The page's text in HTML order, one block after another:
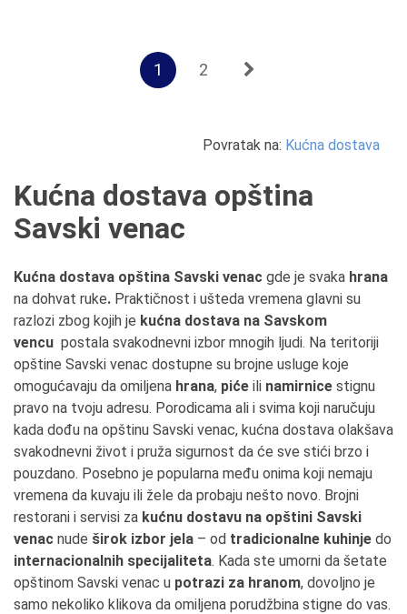
1 2
Povratak na: Kućna dostava
Kućna dostava opština
Savski venac
Kućna dostava opština Savski venac gde je svaka hrana
na dohvat ruke. Praktičnost i ušteda vremena glavni su
razlozi zbog kojih je kućna dostava na Savskom
vencu postala svakodnevni izbor mnogih ljudi. Na teritoriji
opštine Savski venac dostupne su brojne usluge koje
omogućavaju da omiljena hrana, piće ili namirnice stignu
pravo na tvoju adresu. Porodicama ali i svima koji naručuju
kada dođu na opštinu Savski venac, kućna dostava olakšava
svakodnevni život i pruža sigurnost da će sve stići brzo i
pouzdano. Posebno je popularna među onima koji nemaju
vremena da kuvaju ili žele da probaju nešto novo. Brojni
restorani i servisi za kućnu dostavu na opštini Savski
venac nude širok izbor jela – od tradicionalne kuhinje do
internacionalnih specijaliteta. Kada ste umorni da šetate
opštinom Savski venac u potrazi za hranom, dovoljno je
samo nekoliko klikova da omiljena porudžbina stigne do vas.